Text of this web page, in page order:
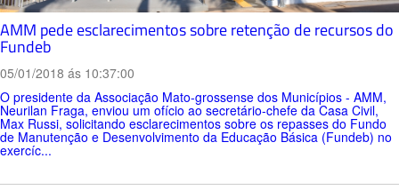
AMM pede esclarecimentos sobre retenção de recursos do
Fundeb
05/01/2018 ás 10:37:00
O presidente da Associação Mato-grossense dos Municípios - AMM,
Neurilan Fraga, enviou um ofício ao secretário-chefe da Casa Civil,
Max Russi, solicitando esclarecimentos sobre os repasses do Fundo
de Manutenção e Desenvolvimento da Educação Básica (Fundeb) no
exercíc...